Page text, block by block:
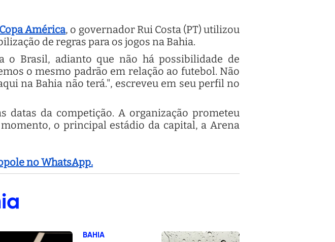
América, o governador Rui Costa (PT) utilizou
de regras para os jogos na Bahia.
o Brasil, adianto que não há possibilidade de
o mesmo padrão em relação ao futebol. Não
na Bahia não terá.", escreveu em seu perfil no
datas da competição. A organização prometeu
o principal estádio da capital, a Arena
no WhatsApp.
BAHIA